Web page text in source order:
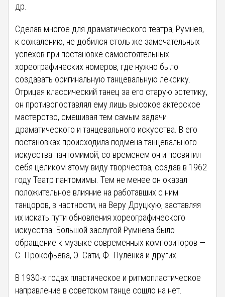
др.
Сделав многое для драматического театра, Румнев,
к сожалению, не добился столь же замечательных
успехов при постановке самостоятельных
хореографических номеров, где нужно было
создавать оригинальную танцевальную лексику.
Отрицая классический танец за его старую эстетику,
он противопоставлял ему лишь высокое актёрское
мастерство, смешивая тем самым задачи
драматического и танцевального искусства. В его
постановках происходила подмена танцевального
искусства пантомимой, со временем он и посвятил
себя целиком этому виду творчества, создав в 1962
году Театр пантомимы. Тем не менее он оказал
положительное влияние на работавших с ним
танцоров, в частности, на Веру Друцкую, заставляя
их искать пути обновления хореографического
искусства. Большой заслугой Румнева было
обращение к музыке современных композиторов —
С. Прокофьева, Э. Сати, Ф. Пуленка и других.
В 1930-х годах пластическое и ритмопластическое
направление в советском танце сошло на нет.